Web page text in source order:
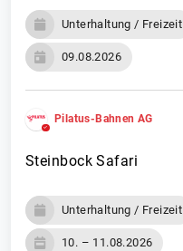
Unterhaltung / Freizeit
09.08.2026
Pilatus-Bahnen AG
Steinbock Safari
Unterhaltung / Freizeit
10. – 11.08.2026